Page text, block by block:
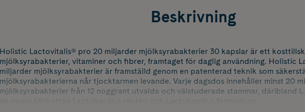
Beskrivning
Holistic Lactovitalis® pro 20 miljarder mjölksyrabakterier 30 kapslar är ett
mjölksyrabakterier, vitaminer och fibrer, framtaget för daglig användning. Holistic
miljarder mjölksyrabakterier är framställd genom en patenterad teknik som
mjölksyrabakterierna når tjocktarmen levande. Varje dagsdos innehåller minst 20
mjölksyrabakterier från 12 noggrant utvalda och välstuderade stammar, däribland L.
de nyare tillskotten Lactobacillus reuteri och Lactobacillus fermentum.